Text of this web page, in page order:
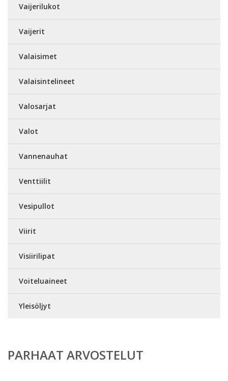
Vaijerilukot
Vaijerit
Valaisimet
Valaisintelineet
Valosarjat
Valot
Vannenauhat
Venttiilit
Vesipullot
Viirit
Visiirilipat
Voiteluaineet
Yleisöljyt
PARHAAT ARVOSTELUT